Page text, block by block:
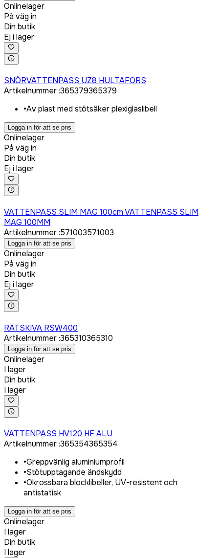
Onlinelager
På väg in
Din butik
Ej i lager
SNÖRVATTENPASS UZ8 HULTAFORS
Artikelnummer:365379365379
•Av plast med stötsäker plexiglaslibell
Logga in för att se pris
Onlinelager
På väg in
Din butik
Ej i lager
VATTENPASS SLIM MAG 100cm VATTENPASS SLIM
MAG 100MM
Artikelnummer:571003571003
Logga in för att se pris
Onlinelager
På väg in
Din butik
Ej i lager
RÄTSKIVA RSW400
Artikelnummer:365310365310
Logga in för att se pris
Onlinelager
I lager
Din butik
I lager
VATTENPASS HV120 HF ALU
Artikelnummer:365354365354
•Greppvänlig aluminiumprofil
•Stötupptagande ändskydd
•Okrossbara blocklibeller, UV-resistent och
antistatisk
Logga in för att se pris
Onlinelager
I lager
Din butik
I lager